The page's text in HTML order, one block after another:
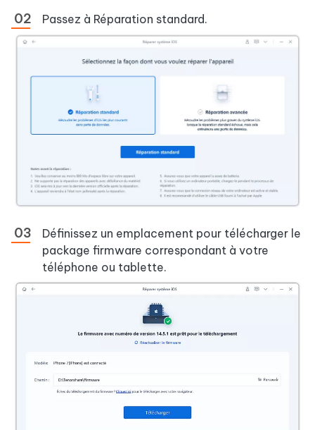
Passez à Réparation standard.
Définissez un emplacement pour télécharger le
package firmware correspondant à votre
téléphone ou tablette.